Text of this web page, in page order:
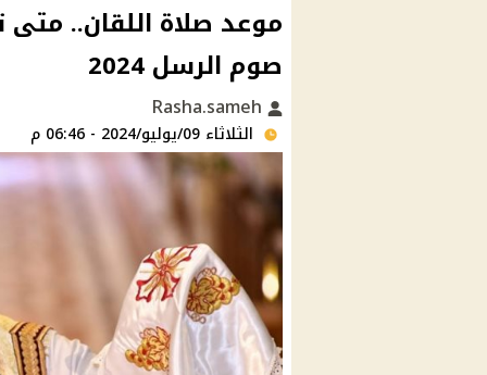
موعد صلاة اللقان.. متى
صوم الرسل 2024
الثلاثاء 09/يوليو/2024 - 06:46 م